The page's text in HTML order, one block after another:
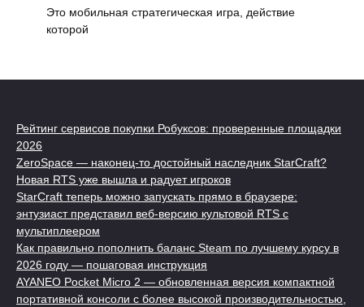
Это мобильная стратегическая игра, действие
которой
Рейтинг сервисов покупки Робуксов: проверенные площадки
2026
ZeroSpace — наконец-то достойный наследник StarCraft?
Новая RTS уже вышла и радует игроков
StarCraft теперь можно запускать прямо в браузере:
энтузиаст представил веб-версию культовой RTS с
мультиплеером
Как правильно пополнить баланс Steam по лучшему курсу в
2026 году — пошаговая инструкция
AYANEO Pocket Micro 2 — обновленная версия компактной
портативной консоли с более высокой производительностью,